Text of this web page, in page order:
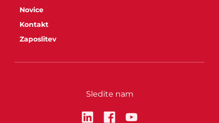
Novice
Kontakt
Zaposlitev
Sledite nam